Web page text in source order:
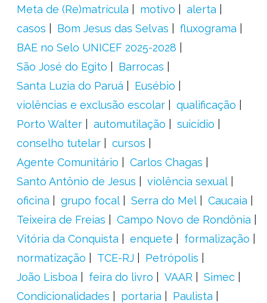
Meta de (Re)matrícula
motivo
alerta
casos
Bom Jesus das Selvas
fluxograma
BAE no Selo UNICEF 2025-2028
São José do Egito
Barrocas
Santa Luzia do Paruá
Eusébio
violências e exclusão escolar
qualificação
Porto Walter
automutilação
suicídio
conselho tutelar
cursos
Agente Comunitário
Carlos Chagas
Santo Antônio de Jesus
violência sexual
oficina
grupo focal Serra do Mel
Caucaia
Teixeira de Freias
Campo Novo de Rondônia
Vitória da Conquista
enquete
formalização
normatização
TCE-RJ
Petrópolis
João Lisboa
feira do livro VAAR
Simec
Condicionalidades
portaria
Paulista